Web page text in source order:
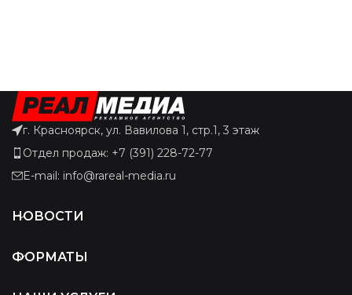
г. Красноярск, ул. Вавилова 1, стр.1, 3 этаж
Отдел продаж: +7 (391) 228-72-77
E-mail: info@rareal-media.ru
НОВОСТИ
ФОРМАТЫ